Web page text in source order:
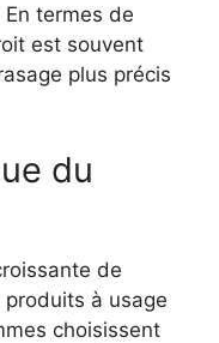
termes de
est souvent
plus précis
du
de
produits à usage
choisissent